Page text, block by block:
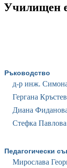
Училищен
Ръководство
д-р инж.
Гергана
Диана
Стефка
Педагогически
Мирослава